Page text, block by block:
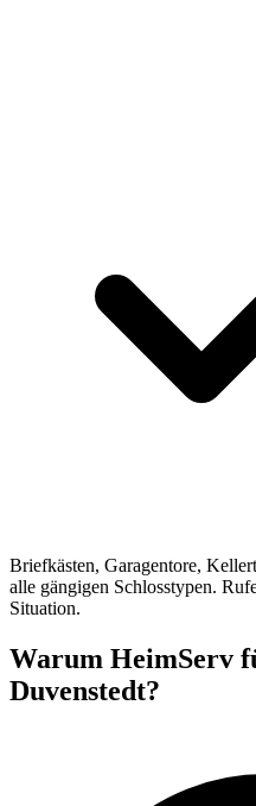
Briefkästen, Garagentore,
alle gängigen Schlosstypen.
Situation.
Warum HeimServ
Duvenstedt?